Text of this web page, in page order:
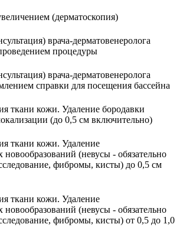
(дерматоскопия)
врача-дерматовенеролога
процедуры
врача-дерматовенеролога
справки для посещения бассейна
ткани кожи. Удаление бородавки
(до 0,5 см включительно)
ткани кожи. Удаление
новообразований (невусы - обязательно
фибромы, кисты) до 0,5 см
ткани кожи. Удаление
новообразований (невусы - обязательно
фибромы, кисты) от 0,5 до 1,0